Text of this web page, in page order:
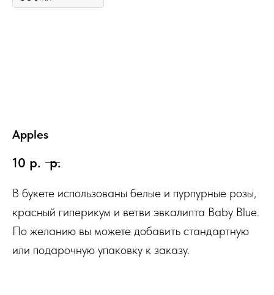
Apples
10 р. р.
В букете использованы белые и пурпурные розы,
красный гиперикум и ветви эвкалипта Baby Blue.
По желанию вы можете добавить стандартную
или подарочную упаковку к заказу.